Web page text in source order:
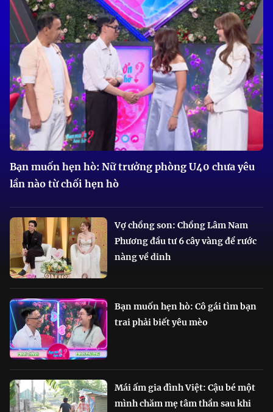
Bạn muốn hẹn hò: Nữ trưởng phòng U40 chưa yêu
lần nào từ chối hẹn hò
Vợ chồng son: Chồng Lâm Nam
Phương đầu tư 6 cây vàng để rước
nàng về dinh
Bạn muốn hẹn hò: Cô gái tìm bạn
trai phải biết yêu mèo
Mái ấm gia đình Việt: Cậu bé một
mình chăm mẹ tâm thần sau khi